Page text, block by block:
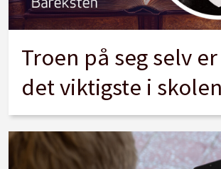
Troen på seg selv
det viktigste i skolen